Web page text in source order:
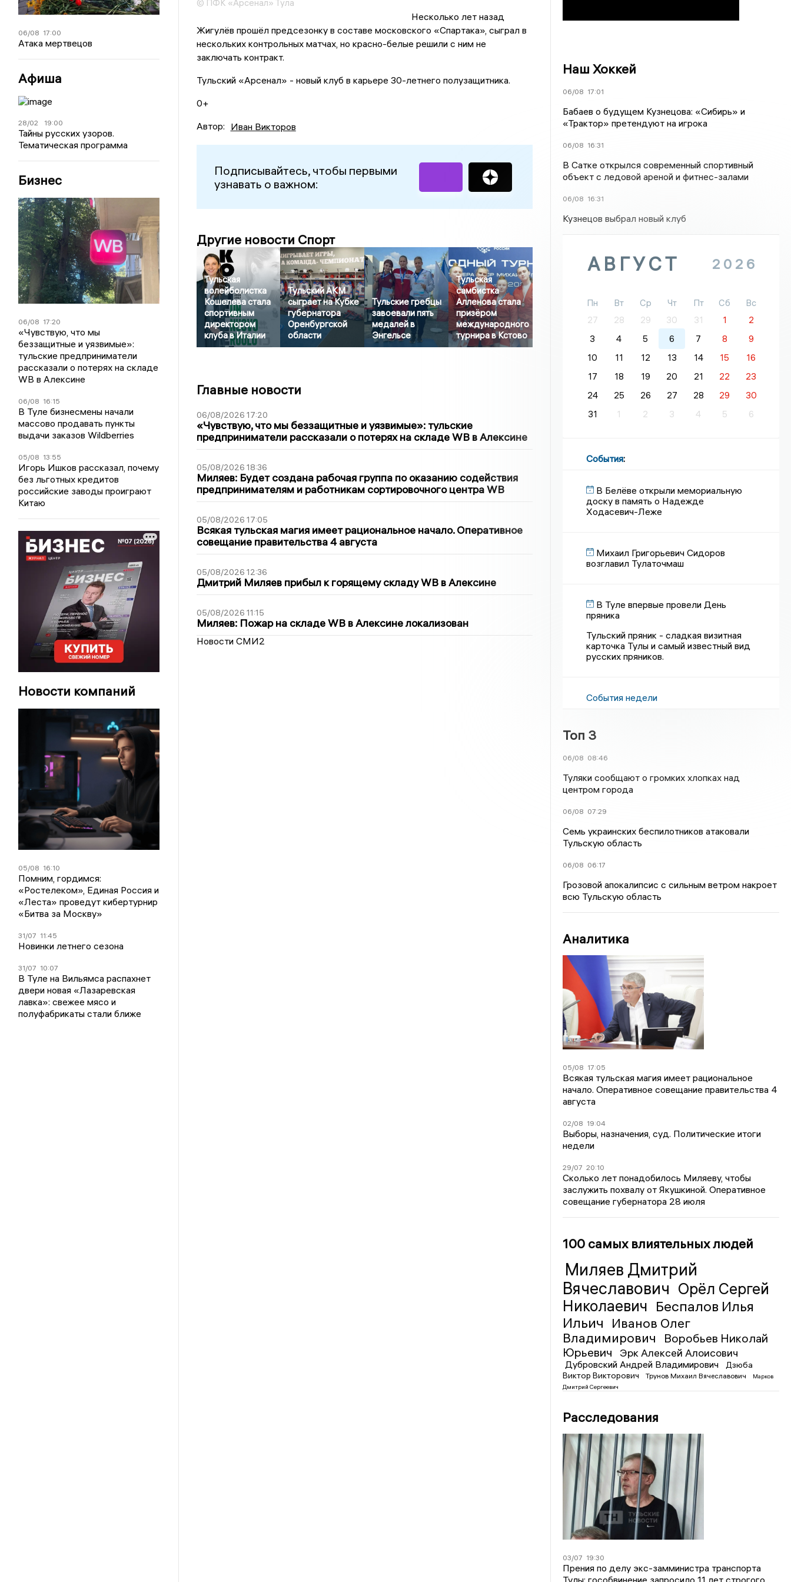
06/08 17:00
Атака мертвецов
Афиша
28/02 19:00
Тайны русских узоров.
Тематическая программа
Бизнес
06/08 17:20
«Чувствую, что мы
беззащитные и уязвимые»:
тульские предприниматели
рассказали о потерях на складе
WB в Алексине
06/08 16:15
В Туле бизнесмены начали
массово продавать пункты
выдачи заказов Wildberries
05/08 13:55
Игорь Ишков рассказал, почему
без льготных кредитов
российские заводы проиграют
Китаю
Новости компаний
05/08 16:10
Помним, гордимся:
«Ростелеком», Единая Россия и
«Леста» проведут кибертурнир
«Битва за Москву»
31/07 11:45
Новинки летнего сезона
31/07 10:07
В Туле на Вильямса распахнет
двери новая «Лазаревская
лавка»: свежее мясо и
полуфабрикаты стали ближе
© ПФК «Арсенал» Тула
Несколько лет назад
Жигулёв прошёл предсезонку в составе московского «Спартака», сыграл в
нескольких контрольных матчах, но красно-белые решили с ним не
заключать контракт.
Тульский «Арсенал» - новый клуб в карьере 30-летнего полузащитника.
0+
Автор: Иван Викторов
Подписывайтесь, чтобы первыми
узнавать о важном:
Другие новости Спорт
Тульская
волейболистка
Кошелева стала
спортивным
директором
клуба в Италии
Тульский АКМ
сыграет на Кубке
губернатора
Оренбургской
области
Тульские гребцы
завоевали пять
медалей в
Энгельсе
Тульская
самбистка
Алленова стала
призёром
международного
турнира в Кстово
Главные новости
06/08/2026 17:20
«Чувствую, что мы беззащитные и уязвимые»: тульские
предприниматели рассказали о потерях на складе WB в Алексине
05/08/2026 18:36
Миляев: Будет создана рабочая группа по оказанию содействия
предпринимателям и работникам сортировочного центра WB
05/08/2026 17:05
Всякая тульская магия имеет рациональное начало. Оперативное
совещание правительства 4 августа
05/08/2026 12:36
Дмитрий Миляев прибыл к горящему складу WB в Алексине
05/08/2026 11:15
Миляев: Пожар на складе WB в Алексине локализован
Новости СМИ2
Наш Хоккей
06/08 17:01
Бабаев о будущем Кузнецова: «Сибирь» и
«Трактор» претендуют на игрока
06/08 16:31
В Сатке открылся современный спортивный
объект с ледовой ареной и фитнес-залами
06/08 16:31
Кузнецов выбрал новый клуб
АВГУСТ 2026
Пн Вт Ср Чт Пт Сб
Вс
27
28 29 30 31 1
2
3
4 5 6 7 8
9
10
11 12 13 14 15
16
17
18 19 20 21 22
23
24
25 26 27 28 29
30
31
1 2 3 4 5 6
События:
В Белёве открыли мемориальную
доску в память о Надежде
Ходасевич-Леже
Михаил Григорьевич Сидоров
возглавил Тулаточмаш
В Туле впервые провели День
пряника
Тульский пряник - сладкая визитная
карточка Тулы и самый известный вид
русских пряников.
События недели
Топ 3
06/08 08:46
Туляки сообщают о громких хлопках над
центром города
06/08 07:29
Семь украинских беспилотников атаковали
Тульскую область
06/08 06:17
Грозовой апокалипсис с сильным ветром накроет
всю Тульскую область
Аналитика
05/08 17:05
Всякая тульская магия имеет рациональное
начало. Оперативное совещание правительства 4
августа
02/08 19:04
Выборы, назначения, суд. Политические итоги
недели
29/07 20:10
Сколько лет понадобилось Миляеву, чтобы
заслужить похвалу от Якушкиной. Оперативное
совещание губернатора 28 июля
100 самых влиятельных людей
Миляев Дмитрий
Вячеславович Орёл Сергей
Николаевич Беспалов Илья
Ильич
Иванов Олег
Владимирович
Воробьев Николай
Юрьевич
Эрк Алексей Алоисович
Дубровский Андрей Владимирович
Дзюба
Виктор Викторович
Трунов Михаил Вячеславович
Марков
Дмитрий Сергеевич
Расследования
03/07 19:30
Прения по делу экс-замминистра транспорта
Тулы: гособвинение запросило 11 лет строгого